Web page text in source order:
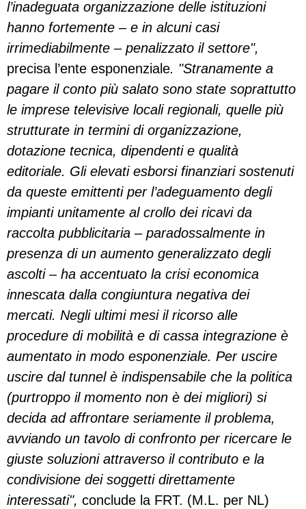
l’inadeguata organizzazione delle istituzioni
hanno fortemente – e in alcuni casi
irrimediabilmente – penalizzato il settore",
precisa l’ente esponenziale. "Stranamente a
pagare il conto più salato sono state soprattutto
le imprese televisive locali regionali, quelle più
strutturate in termini di organizzazione,
dotazione tecnica, dipendenti e qualità
editoriale. Gli elevati esborsi finanziari sostenuti
da queste emittenti per l’adeguamento degli
impianti unitamente al crollo dei ricavi da
raccolta pubblicitaria – paradossalmente in
presenza di un aumento generalizzato degli
ascolti – ha accentuato la crisi economica
innescata dalla congiuntura negativa dei
mercati. Negli ultimi mesi il ricorso alle
procedure di mobilità e di cassa integrazione è
aumentato in modo esponenziale. Per uscire
uscire dal tunnel è indispensabile che la politica
(purtroppo il momento non è dei migliori) si
decida ad affrontare seriamente il problema,
avviando un tavolo di confronto per ricercare le
giuste soluzioni attraverso il contributo e la
condivisione dei soggetti direttamente
interessati", conclude la FRT. (M.L. per NL)